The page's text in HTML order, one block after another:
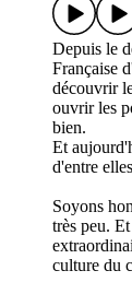
Depuis le
Française
découvrir
ouvrir les
bien.
Et
d'entre
Soyons
très peu.
culture du